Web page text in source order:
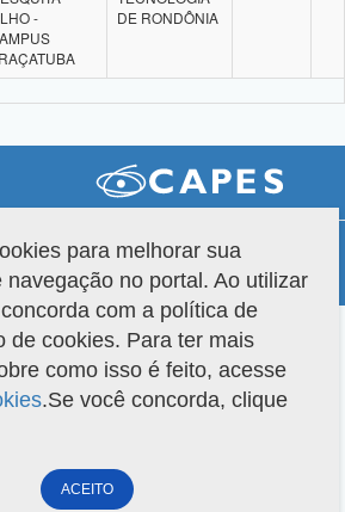
-
DE RONDÔNIA
Copyright 2022 Capes. Todos os direitos reservados.
para melhorar sua
navegação no portal. Ao utilizar
com a política de
de cookies. Para ter mais
como isso é feito, acesse
.Se você concorda, clique
ACEITO